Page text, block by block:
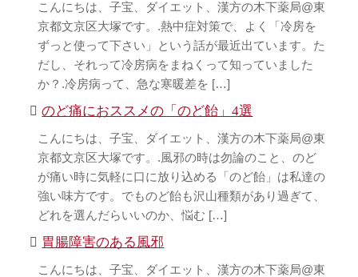
こんにちは、子宝、ダイエット、漢方の木下薬局@東
京都文京区大塚です。.熱中症対策で、よく「冷房を
ずっと使って下さい」という話が最近出ています。た
だし、それって冷房病をまねくって知っていました
か？.冷房病って、急な寒暖差を […]
のど痛におススメの「のど飴」4選
こんにちは、子宝、ダイエット、漢方の木下薬局@東
京都文京区大塚です。.風邪の時は勿論のこと、のど
が痛い時に気軽に口に放り込める「のど飴」は私達の
強い味方です。でものど飴も沢山種類があり過ぎて、
どれを選んだらいいのか、悩む […]
胃腸障害のある風邪
こんにちは、子宝、ダイエット、漢方の木下薬局@東